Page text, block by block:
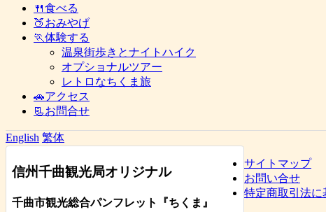
🍴食べる
🍑おみやげ
🏃体験する
温泉街歩きとナイトハイク
オプショナルツアー
レトロなちくま旅
🚗アクセス
📃お問合せ
English 繁体
信州千曲観光局オリジナル
千曲市観光総合パンフレット 『ちくま 』
サイトマップ
お問い合せ
特定商取引法に